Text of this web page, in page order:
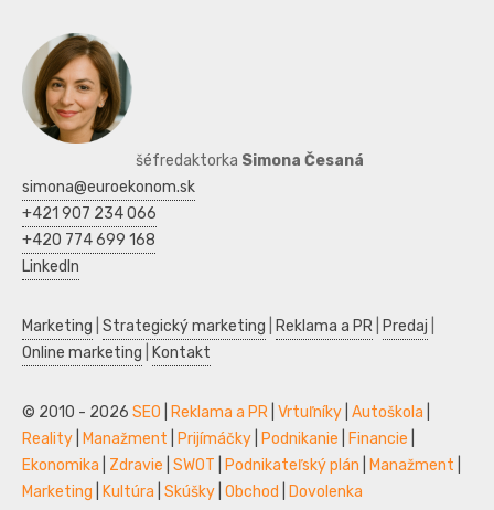
šéfredaktorka Simona Česaná
simona@euroekonom.sk
+421 907 234 066
+420 774 699 168
LinkedIn
Marketing Strategický marketing Reklama a PR Predaj
Online marketing
Kontakt
© 2010 - 2026 SEO Reklama a PR Vrtuľníky Autoškola
Reality
Manažment Prijímáčky Podnikanie Financie
Ekonomika
Zdravie SWOT Podnikateľský plán Manažment
Marketing
Kultúra Skúšky Obchod Dovolenka